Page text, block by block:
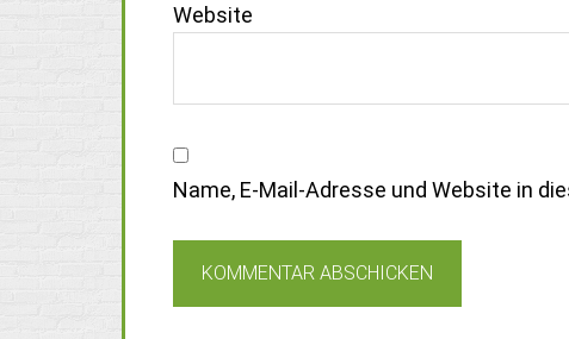
Website
Name, E-Mail-Adresse und Website in